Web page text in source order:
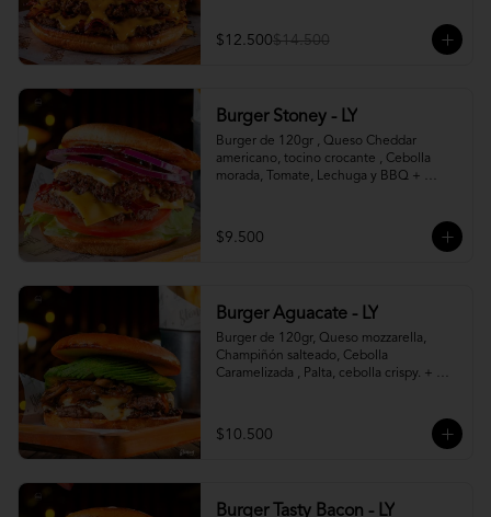
$12.500$14.500
Burger Stoney - LY
Burger de 120gr , Queso Cheddar
americano, tocino crocante , Cebolla
morada, Tomate, Lechuga y BBQ +
$9.500
Burger Aguacate - LY
Burger de 120gr, Queso mozzarella,
Champiñón salteado, Cebolla
Caramelizada , Palta, cebolla crispy. +
$10.500
Burger Tasty Bacon - LY